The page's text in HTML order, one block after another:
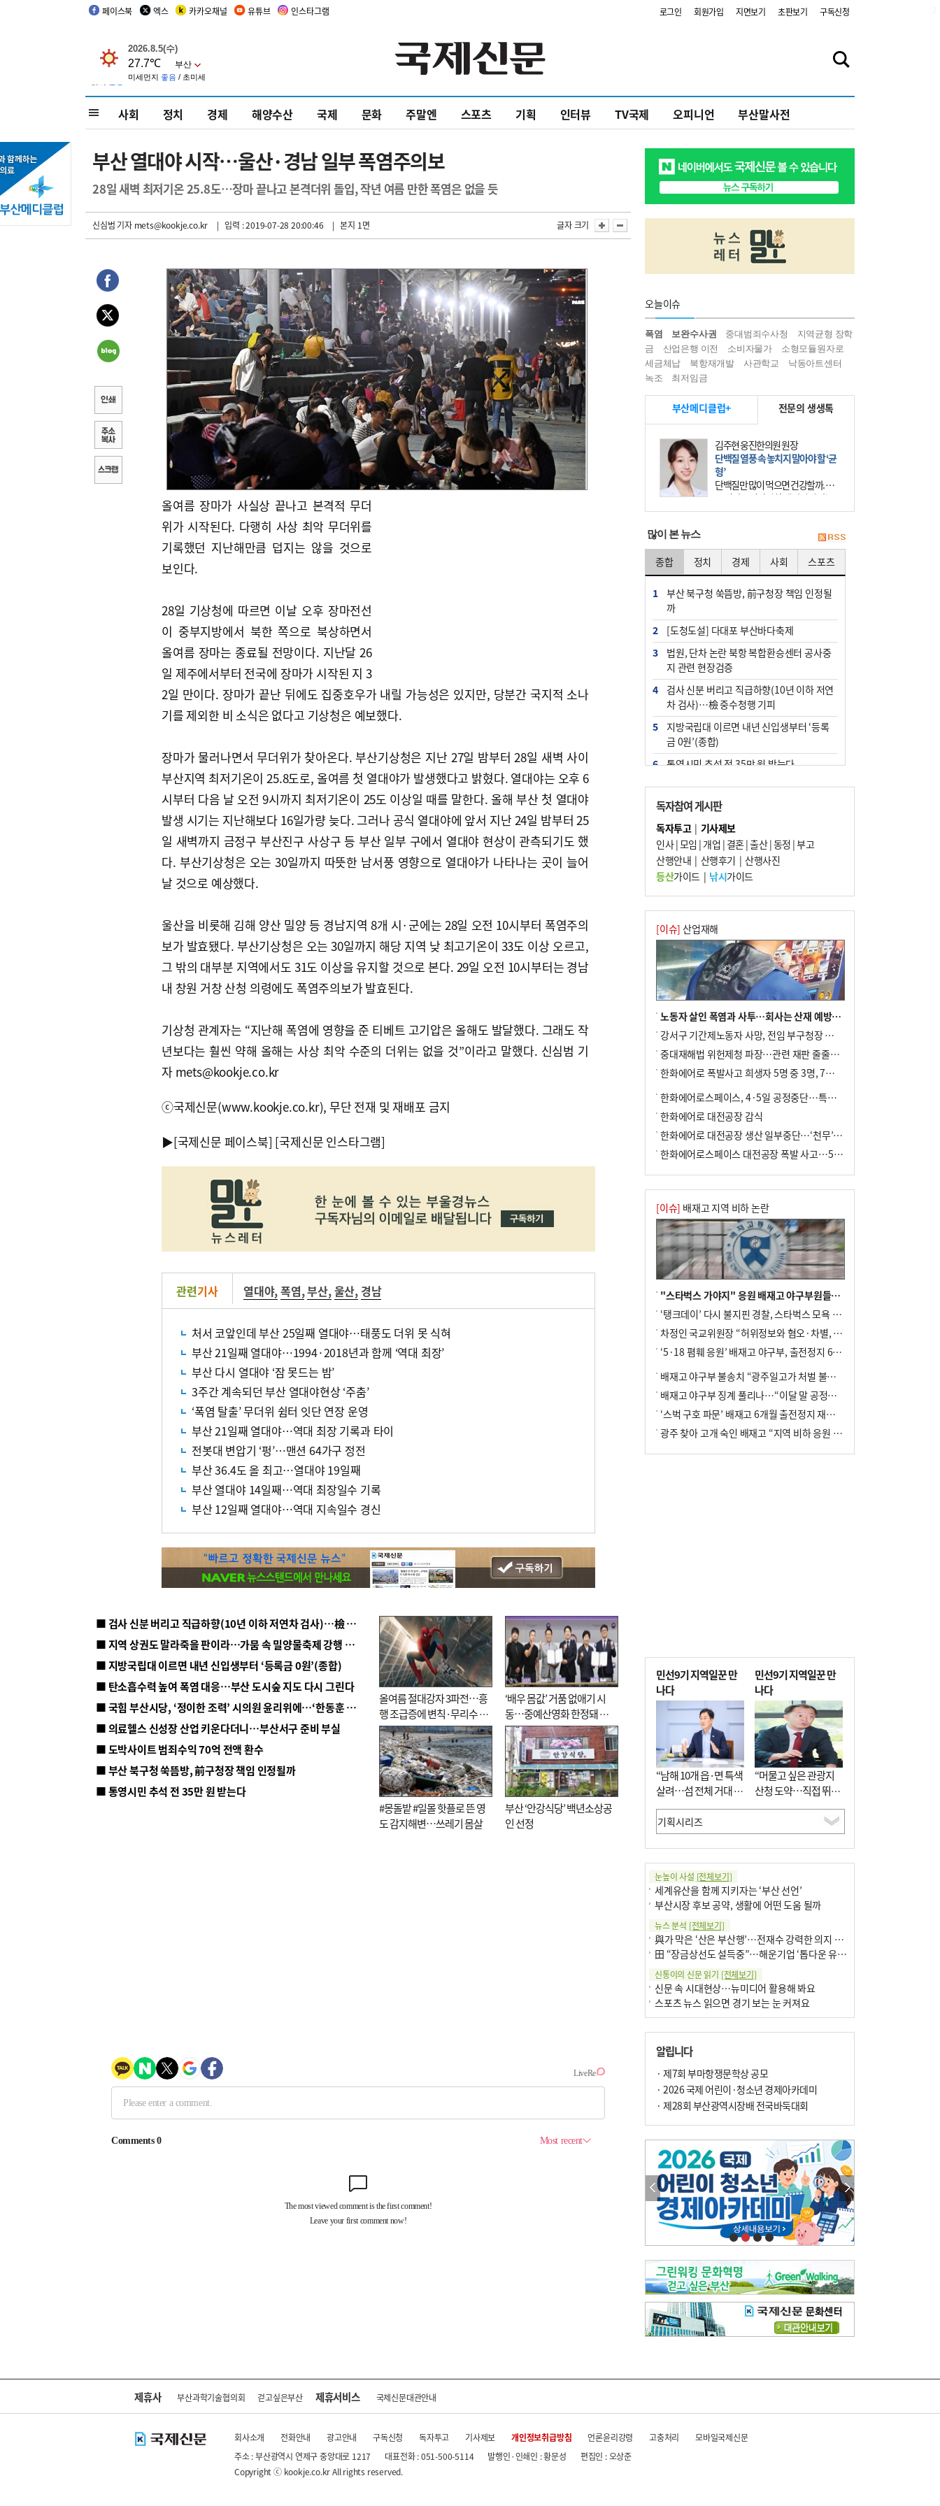
페이스북 엑스 카카오채널 유튜브 인스타그램 로그인 회원가입 지면보기 초판보기 구독신청
사회 정치 경제 해양수산 국제 문화 주말엔 스포츠 기획 인터뷰 TV국제 오피니언 부산말사전
부산 열대야 시작…울산·경남 일부 폭염주의보
28일 새벽 최저기온 25.8도…장마 끝나고 본격더위 돌입, 작년 여름 만한 폭염은 없을 듯
신심범 기자mets@kookje.co.kr | 입력 : 2019-07-28 20:00:46 | 본지 1면 글자 크기
올여름 장마가 사실상 끝나고 본격적 무더
위가 시작된다. 다행히 사상 최악 무더위를
기록했던 지난해만큼 덥지는 않을 것으로
보인다.
28일 기상청에 따르면 이날 오후 장마전선
이 중부지방에서 북한 쪽으로 북상하면서
올여름 장마는 종료될 전망이다. 지난달 26
일 제주에서부터 전국에 장마가 시작된 지 3
2일 만이다. 장마가 끝난 뒤에도 집중호우가 내릴 가능성은 있지만, 당분간 국지적 소나
기를 제외한 비 소식은 없다고 기상청은 예보했다.
장마가 물러나면서 무더위가 찾아온다. 부산기상청은 지난 27일 밤부터 28일 새벽 사이
부산지역 최저기온이 25.8도로, 올여름 첫 열대야가 발생했다고 밝혔다. 열대야는 오후 6
시부터 다음 날 오전 9시까지 최저기온이 25도 이상일 때를 말한다. 올해 부산 첫 열대야
발생 시기는 지난해보다 16일가량 늦다. 그러나 공식 열대야에 앞서 지난 24일 밤부터 25
일 새벽까지 금정구 부산진구 사상구 등 부산 일부 구에서 열대야 현상이 관측되기도 했
다. 부산기상청은 오는 30일까지 따뜻한 남서풍 영향으로 열대야가 나타나는 곳이 늘어
날 것으로 예상했다.
울산을 비롯해 김해 양산 밀양 등 경남지역 8개 시·군에는 28일 오전 10시부터 폭염주의
보가 발효됐다. 부산기상청은 오는 30일까지 해당 지역 낮 최고기온이 33도 이상 오르고,
그 밖의 대부분 지역에서도 31도 이상을 유지할 것으로 본다. 29일 오전 10시부터는 경남
내 창원 거창 산청 의령에도 폭염주의보가 발효된다.
기상청 관계자는 “지난해 폭염에 영향을 준 티베트 고기압은 올해도 발달했다. 그래도 작
년보다는 훨씬 약해 올해는 사상 최악 수준의 더위는 없을 것”이라고 말했다. 신심범 기
자 mets@kookje.co.kr
ⓒ국제신문(www.kookje.co.kr), 무단 전재 및 재배포 금지
▶[국제신문 페이스북] [국제신문 인스타그램]
관련기사 열대야,폭염,부산,울산, 경남
처서 코앞인데 부산 25일째 열대야…태풍도 더위 못 식혀
부산 21일째 열대야…1994·2018년과 함께 ‘역대 최장’
부산 다시 열대야 ‘잠 못드는 밤’
3주간 계속되던 부산 열대야현상 ‘주춤’
‘폭염 탈출’ 무더위 쉼터 잇단 연장 운영
부산 21일째 열대야…역대 최장 기록과 타이
전봇대 변압기 ‘펑’…맨션 64가구 정전
부산 36.4도 올 최고…열대야 19일째
부산 열대야 14일째…역대 최장일수 기록
부산 12일째 열대야…역대 지속일수 경신
■ 검사 신분 버리고 직급하향(10년 이하 저연차 검사)…檢 중수청행 기피
■ 지역 상권도 말라죽을 판이라…가뭄 속 밀양물축제 강행 논란
■ 지방국립대 이르면 내년 신입생부터 ‘등록금 0원’(종합)
■ 탄소흡수력 높여 폭염 대응…부산 도시숲 지도 다시 그린다
■ 국힘 부산시당, ‘정이한 조력’ 시의원 윤리위에…‘한동훈 지지’도 신고접수
■ 의료헬스 신성장 산업 키운다더니…부산서구 준비 부실
■ 도박사이트 범죄수익 70억 전액 환수
■ 부산 북구청 쑥뜸방, 前구청장 책임 인정될까
■ 통영시민 추석 전 35만 원 받는다
올여름 절대강자 3파전…흥
행 조급증에 변칙·무리수 마
케팅도
‘배우 몸값’ 거품 없애기 시
동…중예산영화 한정돼 실
효성 의문도
#몽돌밭 #일몰 핫플로 뜬 영
도 감지해변…쓰레기 몸살
부산 ‘안강식당’ 백년소상공
인 선정
오늘이슈
폭염 보완수사권 중대범죄수사청
지역균형 장학
금
산업은행 이전 소비자물가
소형모듈원자로
세금체납
북항재개발 사관학교
낙동아트센터
녹조
최저임금
부산메디클럽+ 전문의 생생톡
김주현 웅진한의원 원장
단백질 열풍 속 놓치지 말아야 할 ‘균
형’
단백질만 많이 먹으면 건강할까. 요
즘 건강을 이야기할 때 빠지지 않는
키워드가 단백질이다. 헬스장을 다니
많이 본 뉴스
종합 정치 경제 사회 스포츠
1
부산 북구청 쑥뜸방, 前구청장 책임 인정될
까
2
[도청도설] 다대포 부산바다축제
3
법원, 단차 논란 북항 복합환승센터 공사중
지 관련 현장검증
4
검사 신분 버리고 직급하향(10년 이하 저연
차 검사)…檢 중수청행 기피
5
지방국립대 이르면 내년 신입생부터 ‘등록
금 0원’(종합)
6
통영시민 추석 전 35만 원 받는다
7
부산 철강공장 50대 노동자 추락사
8
국힘 부산시당, ‘정이한 조력’ 시의원 윤리
위에…‘한동훈 지지’도 신고접수
9
탄소흡수력 높여 폭염 대응…부산 도시숲
지도 다시 그린다
10 지역 상권도 말라죽을 판이라…가뭄 속 밀
양물축제 강행 논란
독자참여 게시판
독자투고| 기사제보
인사|모임 | 개업 | 결혼|출산|동정 |부고
산행안내 | 산행후기 | 산행사진
등산가이드| 낚시가이드
[이슈] 산업재해
노동자 살인 폭염과 사투…회사는 산재 예방·전기료 절감 전력
강서구 기간제노동자 사망, 전임 부구청장 檢 송치
중대재해법 위헌제청 파장…관련 재판 줄줄이 브레이크
한화에어로 폭발사고 희생자 5명 중 3명, 7일 영면
한화에어로스페이스, 4·5일 공정중단…특별 안전점검
한화에어로 대전공장 감식
한화에어로 대전공장 생산 일부중단…‘천무’ 수출 비상
한화에어로스페이스 대전공장 폭발 사고…5명 사망·2명 부상(종합)
[이슈] 배재고 지역 비하 논란
"스타벅스 가야지" 응원 배재고 야구부원들, 학교서 징계 처분
‘탱크데이’ 다시 불지핀 경찰, 스타벅스 모욕 혐의 압수수색
차정인 국교위원장 “허위정보와 혐오·차별, 학교 교실까지 유입"
‘5·18 폄훼 응원’ 배재고 야구부, 출전정지 6개월→1개월 감경
배재고 야구부 불송치 “광주일고가 처벌 불원 의사 표해”
배재고 야구부 징계 풀리나…“이달 말 공정위서 재심의”
‘스벅 구호 파문’ 배재고 6개월 출전정지 재심 신청키로
광주 찾아 고개 숙인 배재고 “지역 비하 응원 잘못”(종합)
민선9기 지역일꾼 만
나다
“남해 10개 읍·면 특색
살려…섬 전체 거대 정
원으로 조성”
민선9기 지역일꾼 만
나다
“머물고 싶은 관광지
산청 도약…직접 뛰며
‘돈 버는 군수’ 될 것”
눈높이 사설 [전체보기]
세계유산을 함께 지키자는 ‘부산 선언’
부산시장 후보 공약, 생활에 어떤 도움 될까
뉴스 분석 [전체보기]
與가 막은 ‘산은 부산행’…전재수 강력한 의지 표명 없인 공염불
田 “장금상선도 설득중”…해운기업 ‘톱다운 유치전’ 가속
신통이의 신문 읽기 [전체보기]
신문 속 시대현상…뉴미디어 활용해 봐요
스포츠 뉴스 읽으면 경기 보는 눈 커져요
구·군 승진 축하화분 관행 없애자니 소상공인 울상
팩트체크 [전체보기]
서산 간월암
한 손 뉴스[전체보기]
골목 맛집 발굴 고메 셀렉션…부산시, 페스티벌 시월 연계
이란 공습 경고·취소 되풀이…오락가락 트럼프 비꼰 ‘타코’
오늘의 날씨-[전체보기]
오늘의 날씨- 2026년 8월 6일
오늘의 날씨- 2026년 8월 5일
우리 결혼해요-[전체보기]
우리 결혼해요- 김홍윤·정세빈 커플
알립니다
· 제7회 부마항쟁문학상 공모
· 2026 국제 어린이·청소년 경제아카데미
· 제28회 부산광역시장배 전국바둑대회
제휴사 부산과학기술협의회 걷고싶은부산 제휴서비스 국제신문대관안내
회사소개 전화안내 광고안내 구독신청 독자투고 기사제보 개인정보취급방침 언론윤리강령 고충처리
모바일국제신문
주소 : 부산광역시 연제구 중앙대로 1217
대표전화 : 051-500-5114 발행인·인쇄인 : 황문성
편집인 : 오상준
Copyright ⓒ kookje.co.kr All rights reserved.